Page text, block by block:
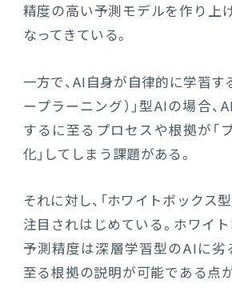
精度の高い予測モデルを作り上
なってきている。
一方で、AI自身が自律的に学習す
ープラーニング）」型AIの場合、
するに至るプロセスや根拠が「
化」してしまう課題がある。
それに対し、「ホワイトボックス
注目されはじめている。ホワイト
予測精度は深層学習型のAIに劣
至る根拠の説明が可能である点